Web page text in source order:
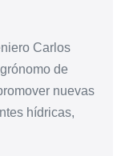
Carlos
de
nuevas
hídricas,